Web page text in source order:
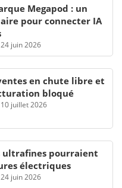
Megapod : un
pour connecter IA
24 juin 2026
en chute libre et
bloqué
10 juillet 2026
ultrafines pourraient
électriques
24 juin 2026